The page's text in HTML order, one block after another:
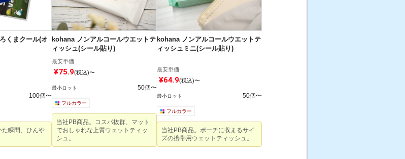
で注文内容を確認し をクリック。
くまクール(オ
100個〜
た瞬間、ひんや
kohana ノンアルコールウエットテ
ィッシュ(シール貼り)
最安単価
¥75.9(税込)〜
最小ロット 50個〜
フルカラー
当社PB商品。コスパ抜群、マット
でおしゃれな上質ウェットティッ
シュ。
kohana ノンアルコールウエットテ
ィッシュミニ(シール貼り)
最安単価
¥64.9(税込)〜
最小ロット 50個〜
フルカラー
当社PB商品。ポーチに収まるサイ
ズの携帯用ウェットティッシュ。